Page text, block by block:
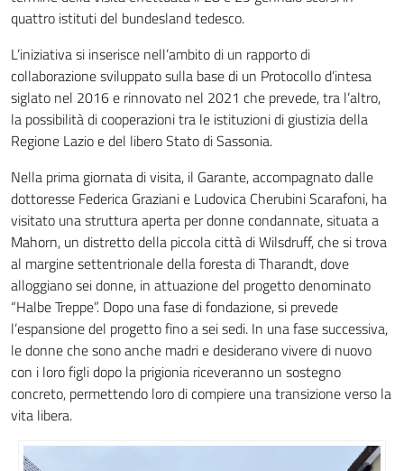
quattro istituti del bundesland tedesco.
L’iniziativa si inserisce nell’ambito di un rapporto di
collaborazione sviluppato sulla base di un Protocollo d’intesa
siglato nel 2016 e rinnovato nel 2021 che prevede, tra l’altro,
la possibilità di cooperazioni tra le istituzioni di giustizia della
Regione Lazio e del libero Stato di Sassonia.
Nella prima giornata di visita, il Garante, accompagnato dalle
dottoresse Federica Graziani e Ludovica Cherubini Scarafoni, ha
visitato una struttura aperta per donne condannate, situata a
Mahorn, un distretto della piccola città di Wilsdruff, che si trova
al margine settentrionale della foresta di Tharandt, dove
alloggiano sei donne, in attuazione del progetto denominato
“Halbe Treppe”. Dopo una fase di fondazione, si prevede
l’espansione del progetto fino a sei sedi. In una fase successiva,
le donne che sono anche madri e desiderano vivere di nuovo
con i loro figli dopo la prigionia riceveranno un sostegno
concreto, permettendo loro di compiere una transizione verso la
vita libera.